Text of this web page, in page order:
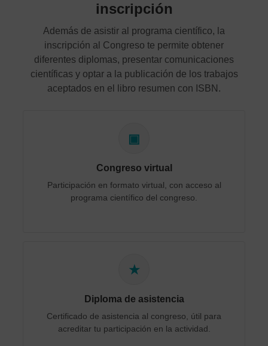
inscripción
Además de asistir al programa científico, la
inscripción al Congreso te permite obtener
diferentes diplomas, presentar comunicaciones
científicas y optar a la publicación de los trabajos
aceptados en el libro resumen con ISBN.
▣
Congreso virtual
Participación en formato virtual, con acceso al
programa científico del congreso.
★
Diploma de asistencia
Certificado de asistencia al congreso, útil para
acreditar tu participación en la actividad.